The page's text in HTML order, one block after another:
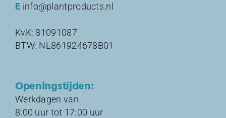
E info@plantproducts.nl
KvK: 81091087
BTW: NL861924678B01
Openingstijden:
Werkdagen van
8:00 uur tot 17:00 uur